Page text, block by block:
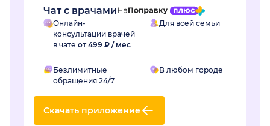
Чат с врачами
Онлайн-
консультации врачей
в чате от 499 ₽ / мес
Для всей семьи
Безлимитные
обращения 24/7
В любом городе
Скачать приложение